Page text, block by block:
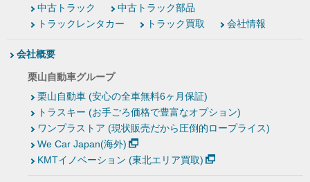
中古トラック
中古トラック部品
トラックレンタカー
トラック買取 会社情報
会社概要
栗山自動車グループ
栗山自動車 (安心の全車無料6ヶ月保証)
トラスキー (お手ごろ価格で豊富なオプション)
ワンプラストア (現状販売だから圧倒的ロープライス)
We Car Japan(海外)
KMTイノベーション (東北エリア買取)